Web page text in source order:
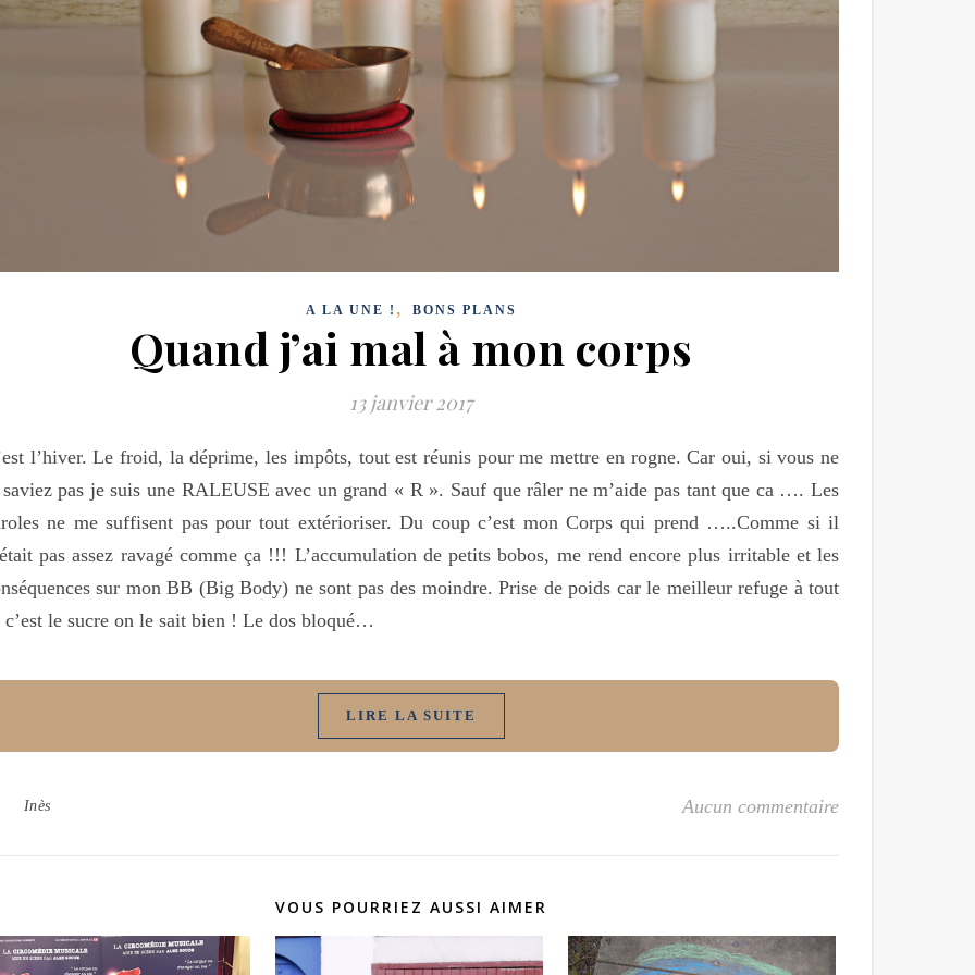
A LA UNE ! , BONS PLANS
Quand j’ai mal à mon corps
13 janvier 2017
l’hiver. Le froid, la déprime, les impôts, tout est réunis pour me mettre en rogne. Car oui, si vous ne
pas je suis une RALEUSE avec un grand « R ». Sauf que râler ne m’aide pas tant que ca …. Les
ne me suffisent pas pour tout extérioriser. Du coup c’est mon Corps qui prend …..Comme si il
pas assez ravagé comme ça !!! L’accumulation de petits bobos, me rend encore plus irritable et les
sur mon BB (Big Body) ne sont pas des moindre. Prise de poids car le meilleur refuge à tout
c’est le sucre on le sait bien ! Le dos bloqué…
LIRE LA SUITE
Inès Aucun commentaire
VOUS POURRIEZ AUSSI AIMER